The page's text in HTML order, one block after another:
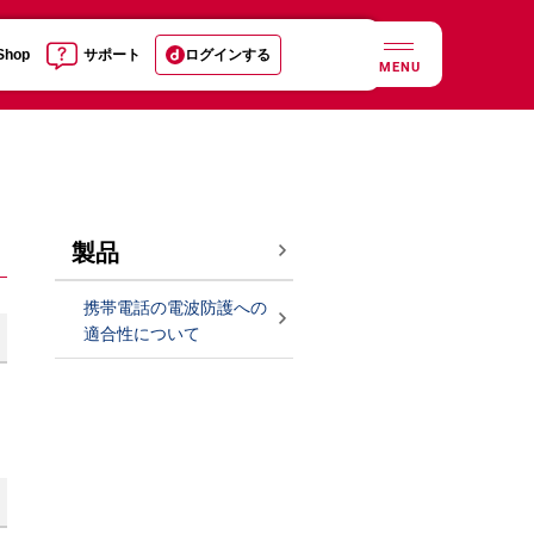
サポート ログインする
MENU
製品
携帯電話の電波防護への
適合性について